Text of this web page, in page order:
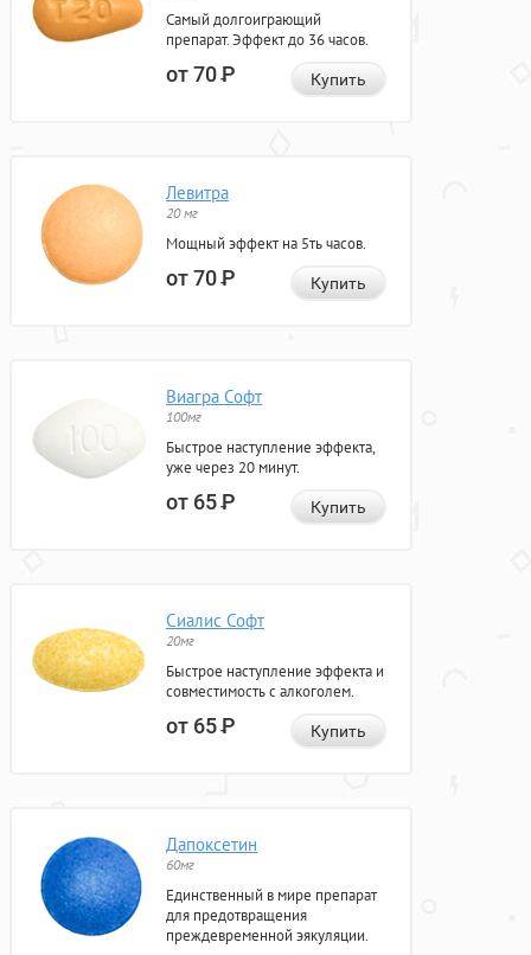
Самый долгоиграющий
препарат. Эффект до 36 часов.
от 70Р Купить
Левитра
20 мг
Мощный эффект на 5ть часов.
от 70Р Купить
Виагра Софт
100мг
Быстрое наступление эффекта,
уже через 20 минут.
от 65Р Купить
Сиалис Софт
20мг
Быстрое наступление эффекта и
совместимость с алкоголем.
от 65Р Купить
Дапоксетин
60мг
Единственный в мире препарат
для предотвращения
преждевременной эякуляции.